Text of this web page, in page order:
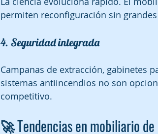
permiten reconfiguración sin
4. Seguridad integrada
Campanas de extracción, gabinetes
sistemas antiincendios no son
competitivo.
🚀 Tendencias en mobiliario